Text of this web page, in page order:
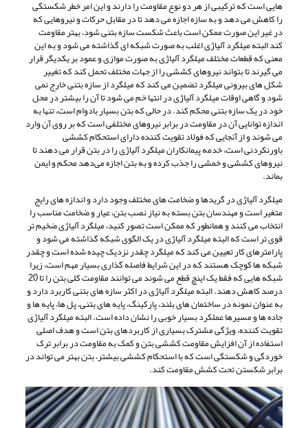
هایی است که ترکیبی از هر دو نوع مقاومت را دارند و این امر خطر شکستگی
را کاهش می دهد و به سازه اجازه می دهد تا در مقابل حرکات و نیروهایی که
در غیر این صورت ممکن است باعث شکست سازه بتنی شود، بهتر مقاومت
کند البته میلگرد آلیاژی اغلب به صورت شبکه ای گذاشته می شود و به این
معنی که قطعات مختلف میلگرد آلیاژی به صورت موازی و عمود بر یکدیگر قرار
می گیرند تا بتواند نیروهای کششی را از جهات مختلف تحمل کند که تغییر
شکل های بیرونی میلگرد تضمین می کند که میلگرد از سازه بتنی خارج نمی
شود و گاهی اوقات میلگرد آلیاژی در انتها خم می شود تا آن را بیشتر در محل
خود در یک سازه بتنی محکم کند. در حالی که بتن بسیار بادوام است، تنها به
اندازه توانایی آن در مقاومت در برابر نیروهای مختلفی است که بر روی آن وارد
می شوند و از آنجایی که فولاد تقویت کننده دارای استحکام کششی
باورنکردنی است، خدمه پیمانکاران میلگرد آلیاژی را در بتن قرار می ‌دهند تا
نیروهای کششی و خمشی را جذب کرده و به بتن اجازه می‌دهد محکم و ایمن
بماند.
میلگرد آلیاژی در گریدها و ضخامت های مختلف وجود دارد و اندازه های رایج
متغیر است و مهندسان بتن بسته به نیاز نصب بتن، عیار و ضخامت مناسب را
انتخاب می کنند و همانطور که ممکن است تصور کنید، میلگرد آلیاژی ضخیم تر
قوی تر است که البته میلگرد آلیاژی در یک الگوی شبکه گذاشته می شود و
پارامترهای کار تعیین می کند که میلگرد چقدر نزدیک چیده شده است و چقدر
شبکه ها کوچک هستند که در این شرایط فاصله گذاری بسیار مهم است، زیرا
شبکه هایی که فقط یک اینچ قطع می شوند می توانند مقاومت کلی بتن را تا 20
درصد کاهش دهند. البته میلگرد آلیاژی در اکثر سازه های بتنی کاربرد دارد و
به عنوان نمونه در ساختمان های بلند، پارکینگ، پایه های بتنی، پل ها، پایه ها و
جاده ها و مسیرها عملکرد بسیار خوبی را نشان داده است. البته میلگرد آلیاژی
تقویت کننده، ویژگی مشترک بسیاری از کاربردهای بتن است و هدف اصلی
استفاده از آن افزایش مقاومت کششی بتن و کمک به مقاومت در برابر ترک
خوردگی و شکستگی است که با استحکام کششی بیشتر، بتن بهتر می تواند در
برابر شکستن تحت کشش مقاومت کند.